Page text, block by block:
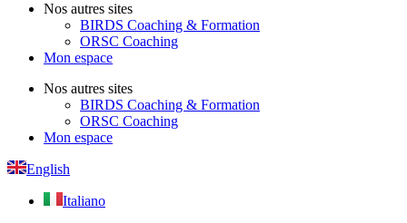
Nos autres sites
BIRDS Coaching & Formation
ORSC Coaching
Mon espace
Nos autres sites
BIRDS Coaching & Formation
ORSC Coaching
Mon espace
English
Italiano